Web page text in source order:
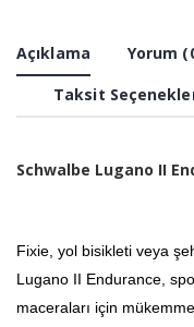
Açıklama Yorum
Taksit
Schwalbe Lugano II
Fixie, yol bisikleti veya
Lugano II Endurance,
maceraları için